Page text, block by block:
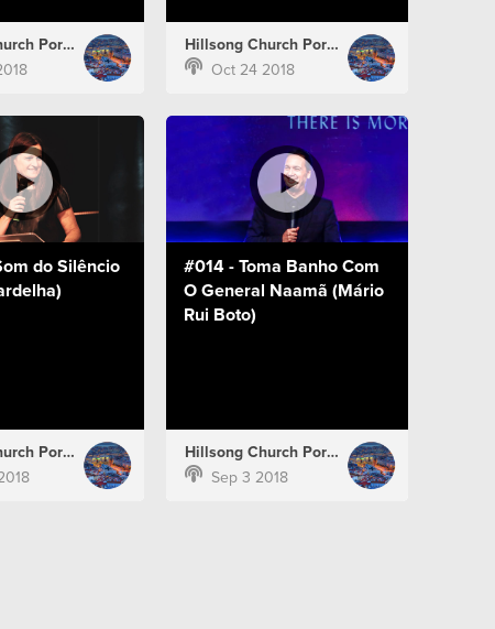
Hillsong Church Portugal
Hillsong Church Portugal
Oct 24 2018
do Silêncio
Hillsong Church Portugal
#014 - Toma Banho Com
O General Naamã (Mário
Rui Boto)
Hillsong Church Portugal
Sep 3 2018